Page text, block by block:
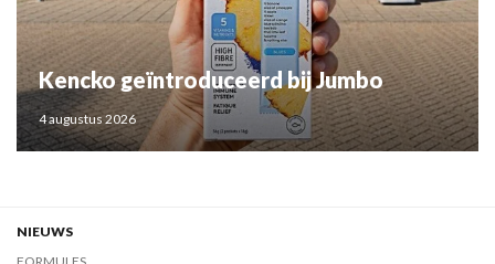
Kencko geïntroduceerd bij Jumbo
4 augustus 2026
NIEUWS
FORMULES